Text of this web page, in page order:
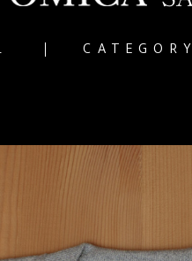
CATEGORY